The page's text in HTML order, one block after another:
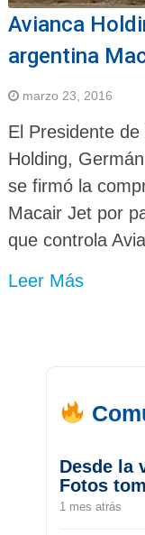
Avianca
argentina
marzo 23, 2016
El Presidente
Holding,
se firmó la
Macair Jet por
que controla
Leer Más
Desde la
Fotos
1 mes atrás